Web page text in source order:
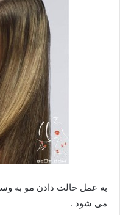
به عمل حالت دادن مو به
می شود .